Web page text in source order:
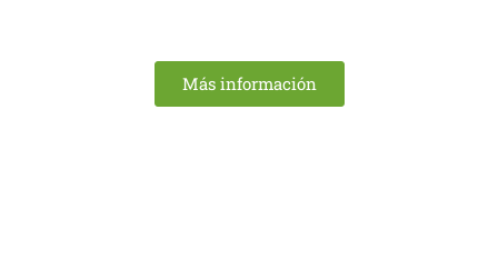
Más información